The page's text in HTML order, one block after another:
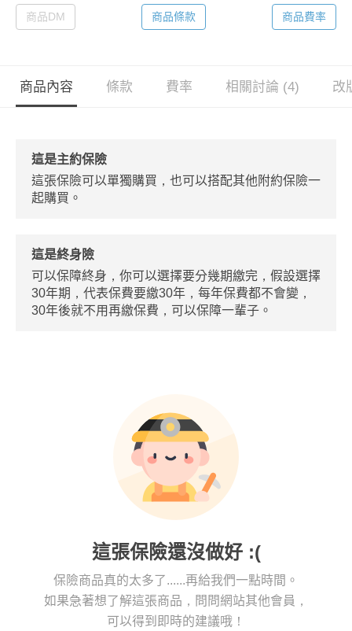
商品DM 商品條款 商品費率
商品內容 條款 費率 相關討論 (4) 改
這是主約保險
這張保險可以單獨購買，也可以搭配其他附約保險一
起購買。
這是終身險
可以保障終身，你可以選擇要分幾期繳完，假設選擇
30年期，代表保費要繳30年，每年保費都不會變，
30年後就不用再繳保費，可以保障一輩子。
這張保險還沒做好 :(
保險商品真的太多了......再給我們一點時間。
如果急著想了解這張商品，問問網站其他會員，
可以得到即時的建議哦！